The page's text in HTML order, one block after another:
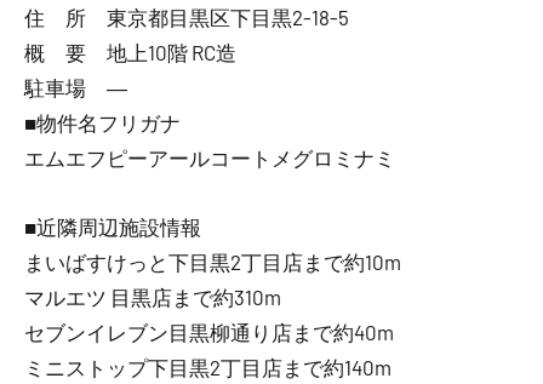
住 所 東京都目黒区下目黒2-18-5
概 要 地上10階 RC造
駐車場 ―
■物件名フリガナ
エムエフピーアールコートメグロミナミ
■近隣周辺施設情報
まいばすけっと下目黒2丁目店まで約10m
マルエツ 目黒店まで約310m
セブンイレブン目黒柳通り店まで約40m
ミニストップ下目黒2丁目店まで約140m